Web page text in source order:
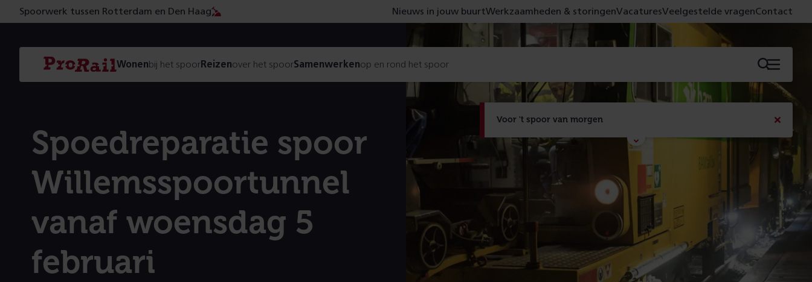
Voor 't spoor van morgen
Met de campagne 'Voor 't spoor naar morgen' laten
figuurlijk gezien - morgen oplevert.
Lees meer
Bericht
Spoorwerk tussen Rotterdam en Den Haag Nieuws in jouw buurtWerkzaamheden & storingenVacaturesVeelgestelde vragenContact
Navigatie
Homepage
ProRail
Wonenbij het spoorReizenover het spoorSamenwerkenop en rond het spoor Menu
Spoedreparatie spoor
Willemsspoortunnel
vanaf woensdag 5
februari